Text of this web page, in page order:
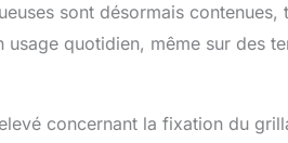
sont désormais
usage quotidien, même sur des
concernant la fixation du